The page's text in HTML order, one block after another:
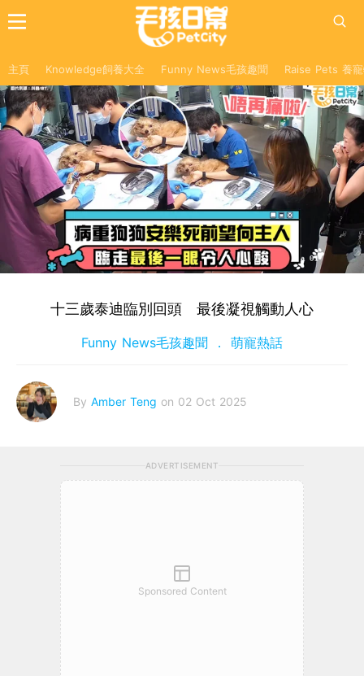
主頁 Knowledge飼養大全 Funny News毛孩趣聞 Raise Pets 養
十三歲泰迪臨別回頭 最後凝視觸動人心
Funny News毛孩趣聞 萌寵熱話
By Amber Teng on 02 Oct 2025
ADVERTISEMENT
Sponsored Content